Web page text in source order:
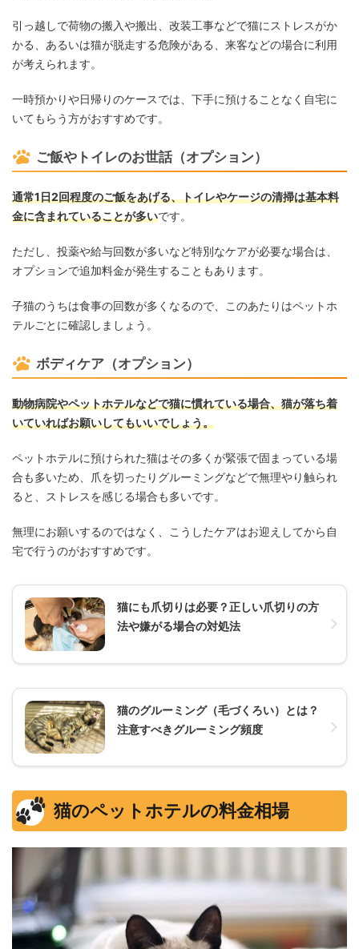
引っ越しで荷物の搬入や搬出、改装工事などで猫にストレスがか
かる、あるいは猫が脱走する危険がある、来客などの場合に利用
が考えられます。
一時預かりや日帰りのケースでは、下手に預けることなく自宅に
いてもらう方がおすすめです。
ご飯やトイレのお世話（オプション）
通常1日2回程度のご飯をあげる、トイレやケージの清掃は基本料
金に含まれていることが多いです。
ただし、投薬や給与回数が多いなど特別なケアが必要な場合は、
オプションで追加料金が発生することもあります。
子猫のうちは食事の回数が多くなるので、このあたりはペットホ
テルごとに確認しましょう。
ボディケア（オプション）
動物病院やペットホテルなどで猫に慣れている場合、猫が落ち着
いていればお願いしてもいいでしょう。
ペットホテルに預けられた猫はその多くが緊張で固まっている場
合も多いため、爪を切ったりグルーミングなどで無理やり触られ
ると、ストレスを感じる場合も多いです。
無理にお願いするのではなく、こうしたケアはお迎えしてから自
宅で行うのがおすすめです。
猫にも爪切りは必要？正しい爪切りの方
法や嫌がる場合の対処法
猫のグルーミング（毛づくろい）とは？
注意すべきグルーミング頻度
猫のペットホテルの料金相場